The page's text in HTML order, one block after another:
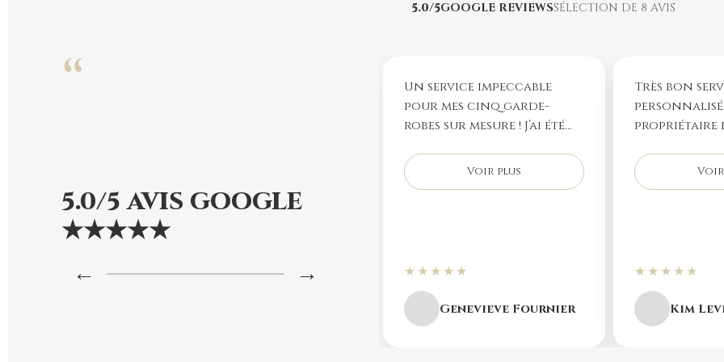
5.0/5GOOGLE REVIEWSSÉLECTION DE 8 AVIS
“
5.0/5 AVIS GOOGLE
★★★★★
← →
Un service impeccable
pour mes cinq garde-
robes sur mesure ! J’ai été
l’expertise, la minutie et la
convivialité de Patrick. Je
Voir plus
★★★★★
Genevieve Fournier
Très bon
propriétaire
que l'espace
Au niveau du
rangement
Recommande.
★★★★★
Kim